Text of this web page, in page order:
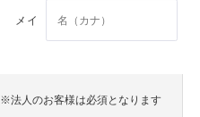
メイ
※法人のお客様は必須となります